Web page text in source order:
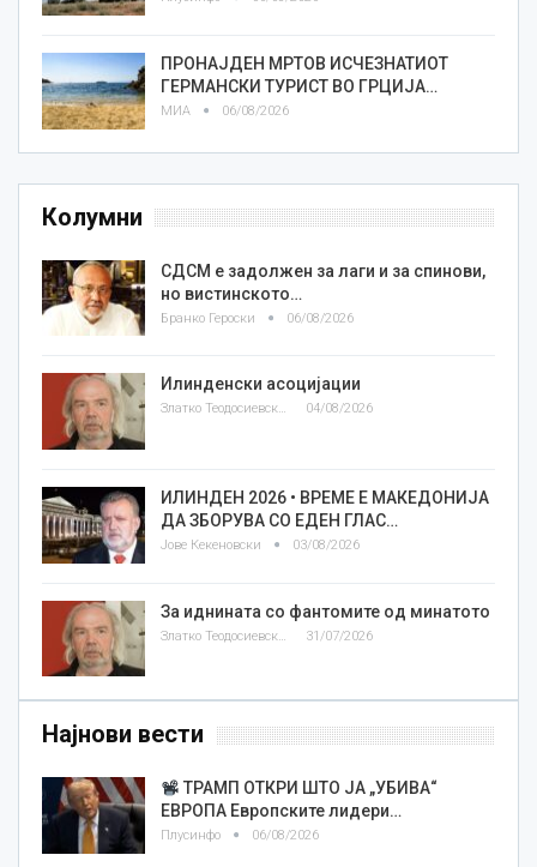
ПРОНАЈДЕН МРТОВ ИСЧЕЗНАТИОТ
ГЕРМАНСКИ ТУРИСТ ВО ГРЦИЈА…
МИА 06/08/2026
Колумни
СДСМ е задолжен за лаги и за спинови,
но вистинското…
Бранко Героски 06/08/2026
Илинденски асоцијации
Златко Теодосиевски 04/08/2026
ИЛИНДЕН 2026 • ВРЕМЕ Е МАКЕДОНИЈА
ДА ЗБОРУВА СО ЕДЕН ГЛАС…
Јове Кекеновски 03/08/2026
За иднината со фантомите од минатото
31/07/2026
Најнови вести
ТРАМП ОТКРИ ШТО ЈА „УБИВА“
ЕВРОПА Европските лидери…
Плусинфо 06/08/2026